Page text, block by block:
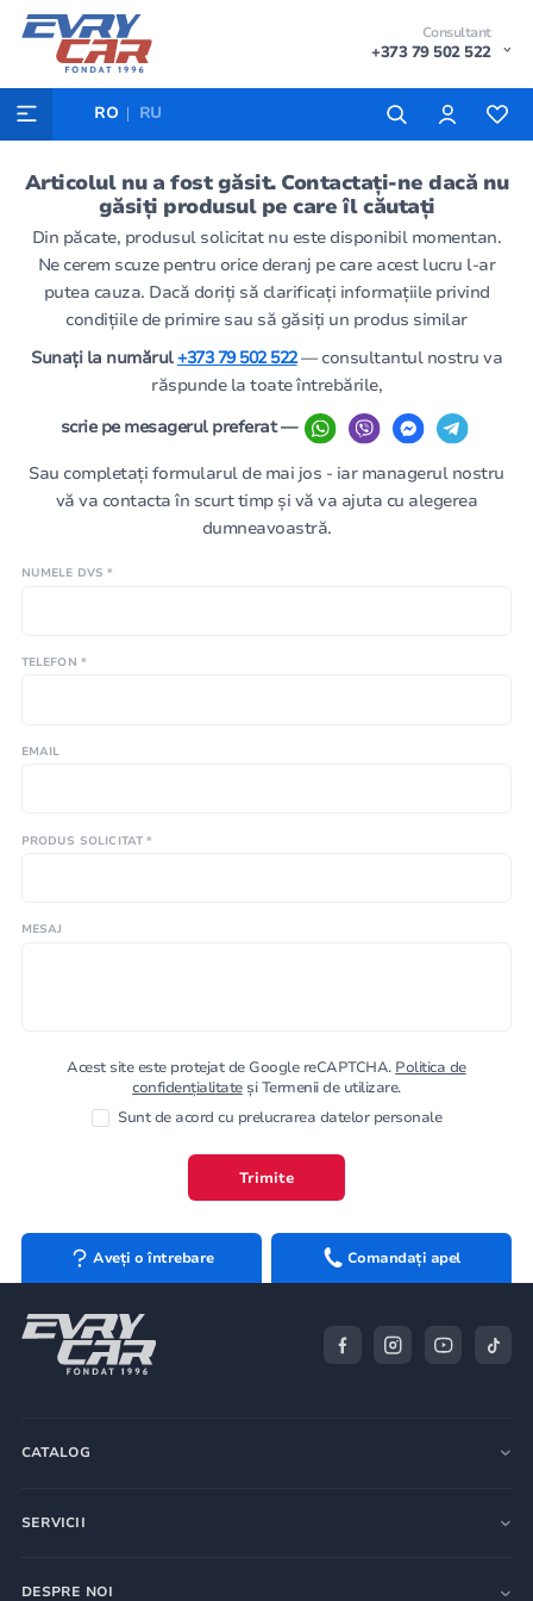
Consultant
+373 79 502 522
RO RU
Articolul nu a fost găsit. Contactați-ne dacă nu
găsiți produsul pe care îl căutați
Din păcate, produsul solicitat nu este disponibil momentan.
Ne cerem scuze pentru orice deranj pe care acest lucru l-ar
putea cauza. Dacă doriți să clarificați informațiile privind
condițiile de primire sau să găsiți un produs similar
Sunați la numărul+373 79 502 522— consultantul nostru va
răspunde la toate întrebările,
scrie pe mesagerul preferat —
Sau completați formularul de mai jos - iar managerul nostru
vă va contacta în scurt timp și vă va ajuta cu alegerea
dumneavoastră.
NUMELE DVS *
TELEFON *
EMAIL
PRODUS SOLICITAT *
MESAJ
Acest site este protejat de Google reCAPTCHA. Politica de
confidențialitateși Termenii de utilizare.
Sunt de acord cu prelucrarea datelor personale
Trimite
Aveți o întrebare Comandați apel
CATALOG
SERVICII
DESPRE NOI